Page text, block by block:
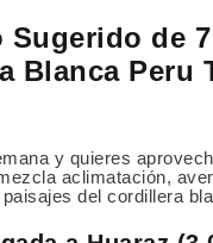
Sugerido de
Blanca Peru
y quieres
aclimatación,
del cordillera